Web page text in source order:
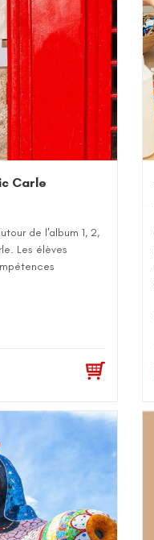
Carle
de l'album 1, 2,
Les élèves